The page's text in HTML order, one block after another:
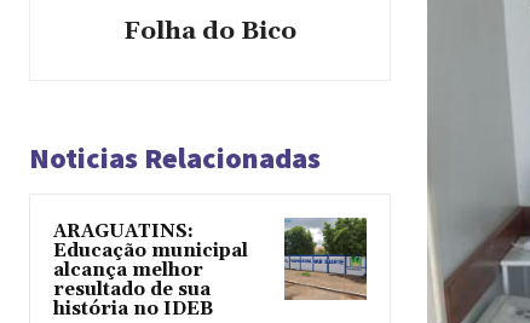
Folha do Bico
Noticias Relacionadas
ARAGUATINS:
Educação municipal
alcança melhor
resultado de sua
história no IDEB